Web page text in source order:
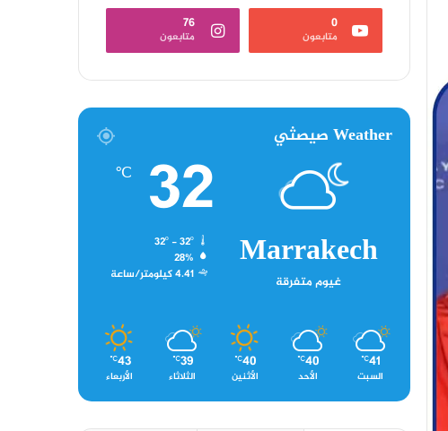
0
متابعون
76
متابعون
Weather صيصثي
Marrakech
غيوم متفرقة
32
℃
32º - 32º
28%
4.41 كيلومتر/ساعة
41
℃
السبت
40
℃
الأحد
40
℃
الأثنين
39
℃
الثلاثاء
43
℃
الأربعاء